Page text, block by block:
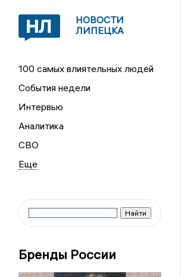
НОВОСТИ
ЛИПЕЦКА
100 самых влиятельных людей
События недели
Интервью
Аналитика
СВО
Бренды России